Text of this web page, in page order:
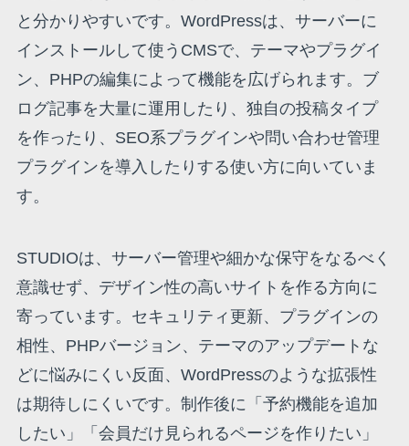
と分かりやすいです。WordPressは、サーバーに
インストールして使うCMSで、テーマやプラグイ
ン、PHPの編集によって機能を広げられます。ブ
ログ記事を大量に運用したり、独自の投稿タイプ
を作ったり、SEO系プラグインや問い合わせ管理
プラグインを導入したりする使い方に向いていま
す。
STUDIOは、サーバー管理や細かな保守をなるべく
意識せず、デザイン性の高いサイトを作る方向に
寄っています。セキュリティ更新、プラグインの
相性、PHPバージョン、テーマのアップデートな
どに悩みにくい反面、WordPressのような拡張性
は期待しにくいです。制作後に「予約機能を追加
したい」「会員だけ見られるページを作りたい」